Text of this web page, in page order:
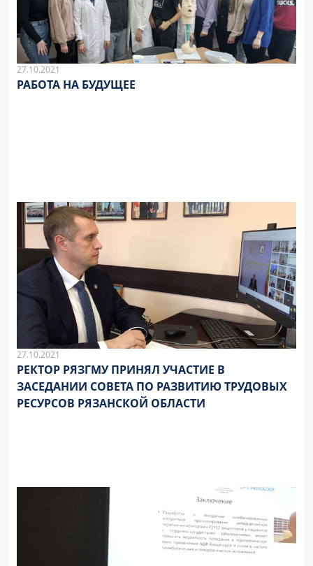
27.10.2021
РАБОТА НА БУДУЩЕЕ
27.10.2021
РЕКТОР РЯЗГМУ ПРИНЯЛ УЧАСТИЕ В
ЗАСЕДАНИИ СОВЕТА ПО РАЗВИТИЮ ТРУДОВЫХ
РЕСУРСОВ РЯЗАНСКОЙ ОБЛАСТИ